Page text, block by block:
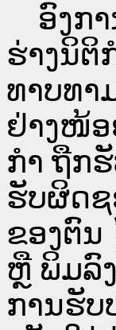
ອົງກາ
ຮ່າງນິຕິ
ທາບທາ
ຢ່າງໜ້ອ
ກໍາ ຖືກ
ຮັບຜິດຊ
ຂອງຕົນ
ຫຼື ພິມລົ
ການຮັບ